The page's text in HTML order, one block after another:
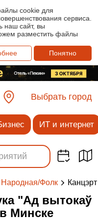
cookie для
сервиса.
наш сайт, вы
разместить файлы
Понятно
Выбрать город
ИТ и интернет
Народная/Фолк
"Ад вытокаў
Минске